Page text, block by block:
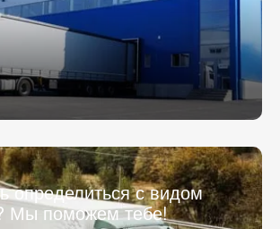
определиться с видом
Мы поможем тебе!